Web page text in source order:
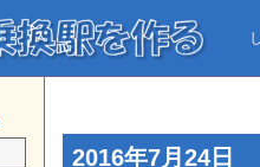
2016年7月24日